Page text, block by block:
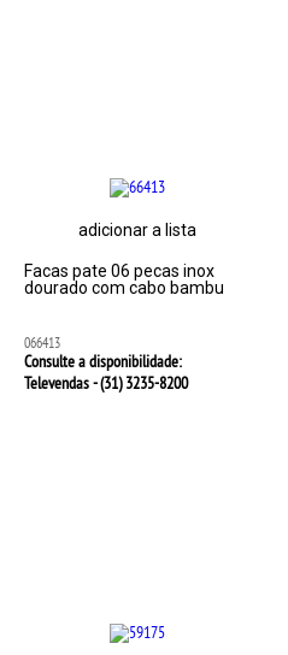
adicionar a lista
Facas pate 06 pecas inox
dourado com cabo bambu
066413
Consulte a disponibilidade:
Televendas - (31)3235-8200